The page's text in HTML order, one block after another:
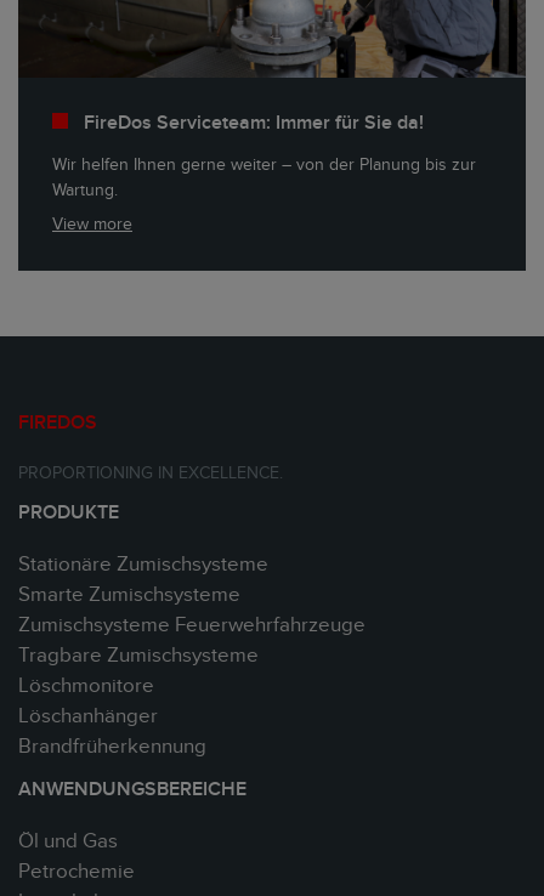
FireDos Serviceteam: Immer für Sie da!
Wir helfen Ihnen gerne weiter – von der Planung bis zur
Wartung.
View more
FIREDOS
PROPORTIONING IN EXCELLENCE.
PRODUKTE
Stationäre Zumischsysteme
Smarte Zumischsysteme
Zumischsysteme Feuerwehrfahrzeuge
Tragbare Zumischsysteme
Löschmonitore
Löschanhänger
Brandfrüherkennung
ANWENDUNGSBEREICHE
Öl und Gas
Petrochemie